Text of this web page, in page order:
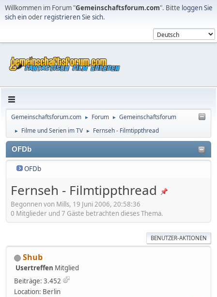
Willkommen im Forum "Gemeinschaftsforum.com". Bitte loggen Sie
sich einoder registrieren Sie sich.
Gemeinschaftsforum.com ► Forum ► Gemeinschaftsforum
► Filme und Serien im TV ► Fernseh - Filmtippthread
OFDb
OFDb
Fernseh - Filmtippthread
Begonnen von Mills, 19 Juni 2006, 20:58:36
0 Mitglieder und 7 Gäste betrachten dieses Thema.
BENUTZER-AKTIONEN
Shub
Usertreffen Mitglied
Beiträge: 3.452
Location: Berlin